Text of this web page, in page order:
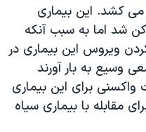
می کشد. اين بيماری
شد اما به سبب آنکه
ويروس اين بيماری در
وسيع به بار آورند
برای اين بيماری
مقابله با بيماری سياه